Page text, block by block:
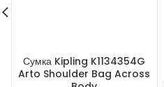
Сумка Kipling K1134354G
Arto Shoulder Bag Across